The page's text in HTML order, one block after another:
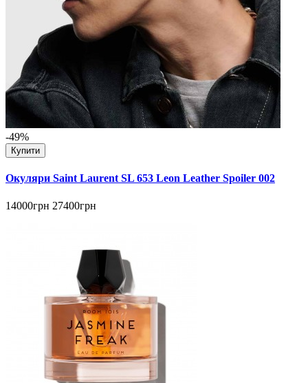
-49%
Купити
Окуляри Saint Laurent SL 653 Leon Leather Spoiler 002
14000грн 27400грн